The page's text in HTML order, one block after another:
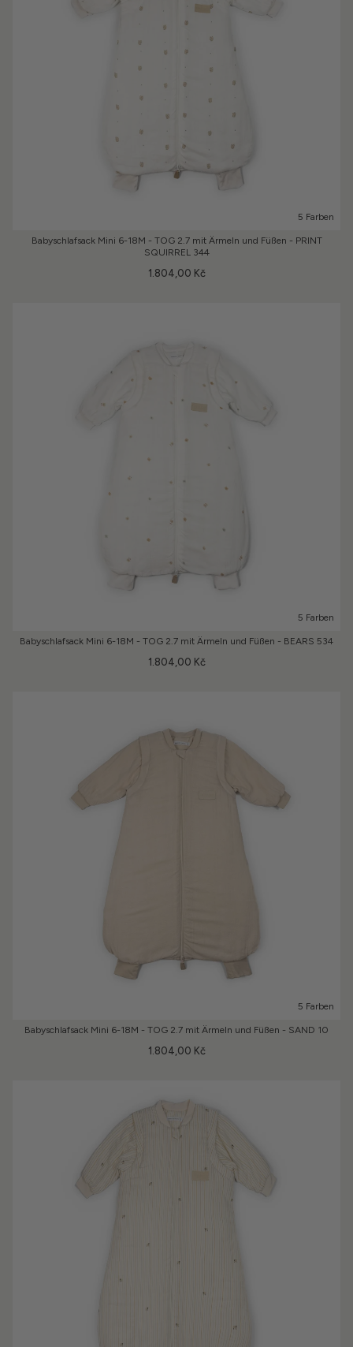
5 Farben
Babyschlafsack Mini 6-18M - TOG 2.7 mit Ärmeln und Füßen - PRINT
SQUIRREL 344
1.804,00 Kč
5 Farben
Babyschlafsack Mini 6-18M - TOG 2.7 mit Ärmeln und Füßen - BEARS 534
1.804,00 Kč
5 Farben
Babyschlafsack Mini 6-18M - TOG 2.7 mit Ärmeln und Füßen - SAND 10
1.804,00 Kč